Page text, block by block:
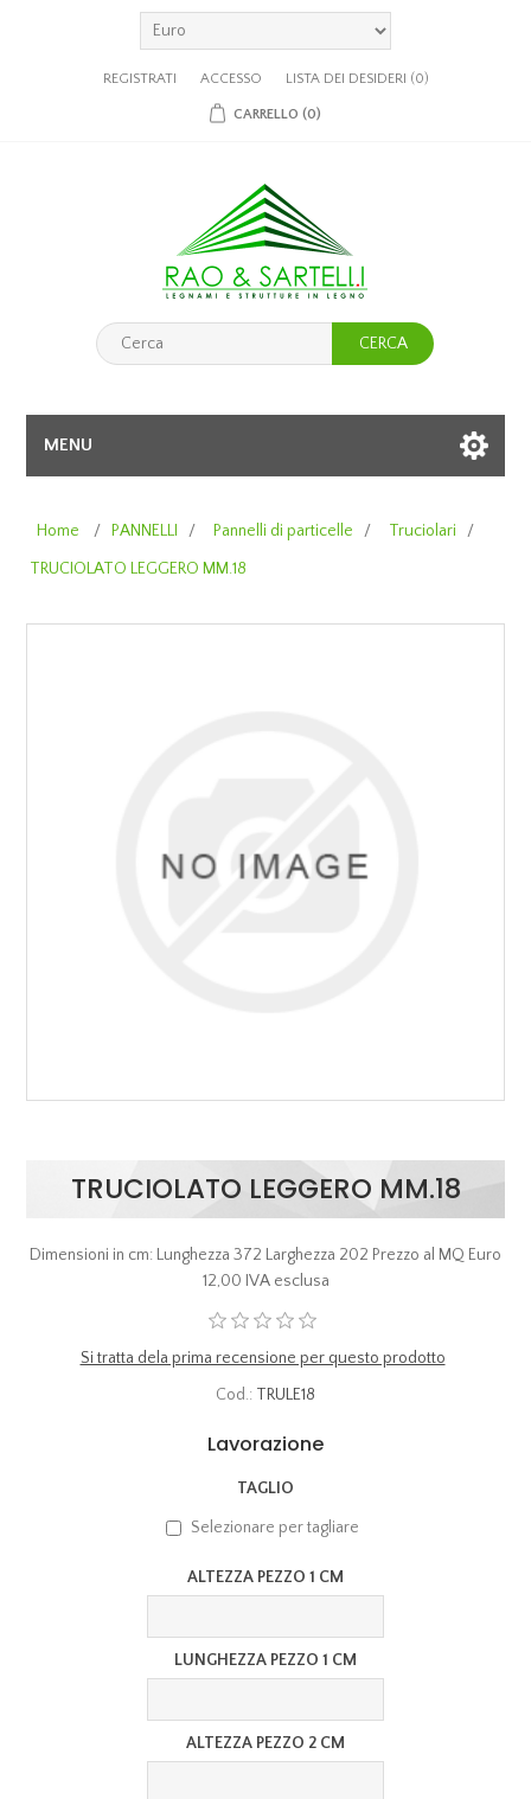
REGISTRATI ACCESSO LISTA DEI DESIDERI (0)
CARRELLO (0)
CERCA
MENU
Home / PANNELLI / Pannelli di particelle / Truciolari
/
TRUCIOLATO LEGGERO MM.18
TRUCIOLATO LEGGERO MM.18
Dimensioni in cm: Lunghezza 372 Larghezza 202 Prezzo al MQ Euro
12,00 IVA esclusa
Si tratta dela prima recensione per questo prodotto
Cod.: TRULE18
Lavorazione
TAGLIO
Selezionare per tagliare
ALTEZZA PEZZO 1 CM
LUNGHEZZA PEZZO 1 CM
ALTEZZA PEZZO 2 CM